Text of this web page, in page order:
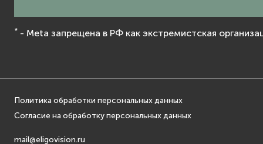
* - Meta запрещена в РФ как экстремистская
Политика обработки персональных данных
Согласие на обработку персональных данных
mail@eligovision.ru